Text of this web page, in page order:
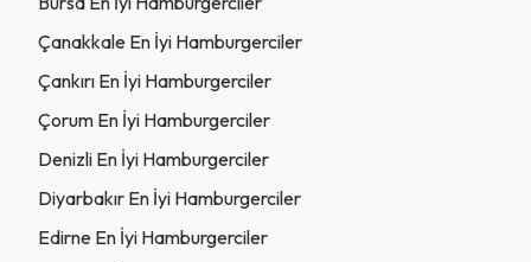
Çanakkale En İyi Hamburgerciler
Çankırı En İyi Hamburgerciler
Çorum En İyi Hamburgerciler
Denizli En İyi Hamburgerciler
Diyarbakır En İyi Hamburgerciler
Edirne En İyi Hamburgerciler